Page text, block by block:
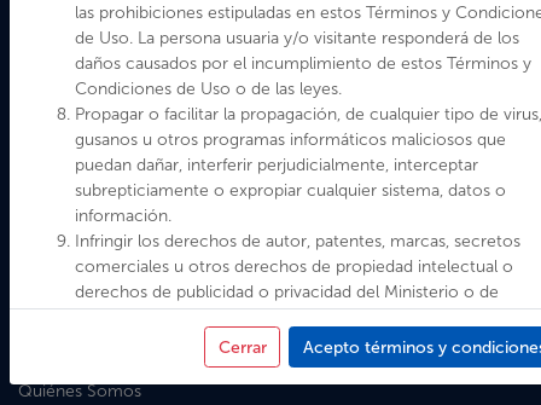
las prohibiciones estipuladas en estos Términos y
de Uso. La persona usuaria y/o visitante responderá de los
daños causados por el incumplimiento de estos Términos y
Condiciones de Uso o de las leyes.
Propagar o facilitar la propagación, de cualquier tipo de virus,
gusanos u otros programas informáticos maliciosos que
puedan dañar, interferir perjudicialmente, interceptar
subrepticiamente o expropiar cualquier sistema, datos o
información.
Infringir los derechos de autor, patentes, marcas, secretos
comerciales u otros derechos de propiedad intelectual o
derechos de publicidad o privacidad del Ministerio o de
Utilizar cualquier medio automatizado de extracción de
para acceder, consultar o de cualquier otra forma de
recolectar información relativa a los anuncios relacionados
Cerrar Acepto términos y
Ministerio de las Culturas, las Artes y el Patrimonio
Gobierno de Chile
Dirección Valparaíso: Plaza Sotomayor 233. Teléfono: (32)
2326400
Dirección Santiago: Paseo Ahumada 48, Pisos 4, 5, 6, 7, 8 y 11.
Teléfonos: 226189000 - 226189001
Formulario de atención ciudadana Subsecretaría de las Culturas y
las Artes
Formulario de atención ciudadana Servicio Nacional del
Quiénes Somos